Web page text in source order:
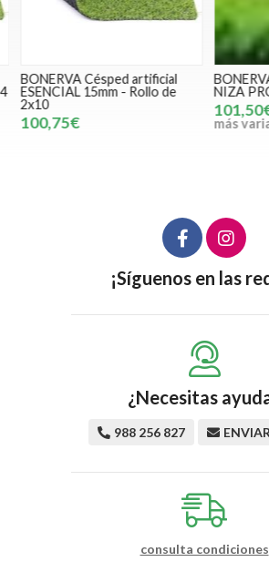
BONERVA Césped artificial
ESENCIAL 15mm - Rollo de
2x10
100,75€
NIZA
101,50€
más
¡Síguenos en las
¿Necesitas
988 256 827
consulta condiciones